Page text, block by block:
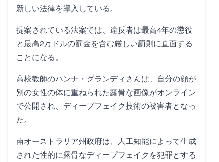
新しい法律を導入している。
提案されている法案では、違反者は最高4年の懲役
と最高2万ドルの罰金を含む厳しい罰則に直面する
ことになる。
高校教師のハンナ・グランディさんは、自分の顔が
別の女性の体に重ねられた露骨な画像がオンライン
で公開され、ディープフェイク技術の被害者となっ
た。
南オーストラリア州政府は、人工知能によって生成
された性的に露骨なディープフェイクを犯罪とする